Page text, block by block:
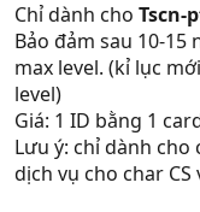
Chỉ dành cho Tscn-
Bảo đảm sau 10-
max level. (kỉ lục
level)
Giá: 1 ID bằng 1
Lưu ý: chỉ dành cho
dịch vụ cho char CS